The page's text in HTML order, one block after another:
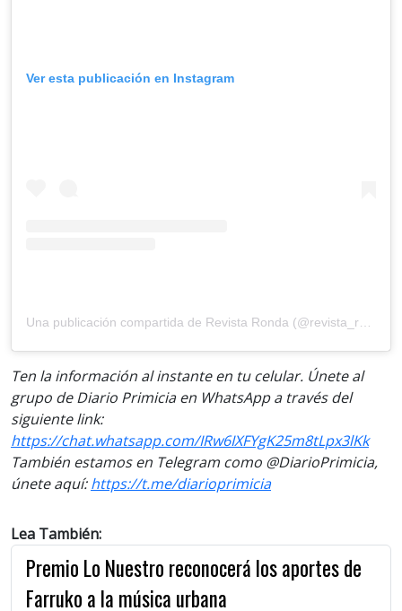
Ver esta publicación en Instagram
Ten la información al instante en tu celular. Únete al
grupo de Diario Primicia en WhatsApp a través del
siguiente link:
https://chat.whatsapp.com/IRw6IXFYgK25m8tLpx3lKk
También estamos en Telegram como @DiarioPrimicia,
únete aquí:https://t.me/diarioprimicia
Lea También:
Premio Lo Nuestro reconocerá los aportes de
Farruko a la música urbana